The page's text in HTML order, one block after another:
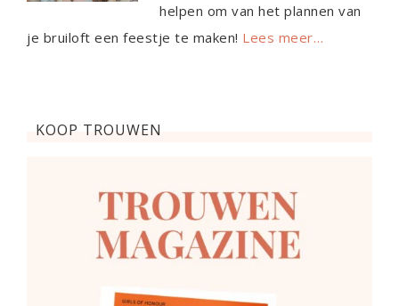
helpen om van het plannen van
je bruiloft een feestje te maken! Lees meer…
KOOP TROUWEN